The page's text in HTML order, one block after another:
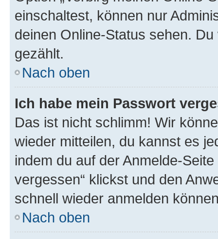
einschaltest, können nur
deinen Online-Status sehen.
gezählt.
Nach oben
Ich habe mein Passwort
Das ist nicht schlimm! Wir
wieder mitteilen, du kannst es
indem du auf der Anmelde-
vergessen“ klickst und den
schnell wieder anmelden
Nach oben